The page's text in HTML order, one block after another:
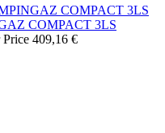
COMPACT 3LS
Price 409,16 €